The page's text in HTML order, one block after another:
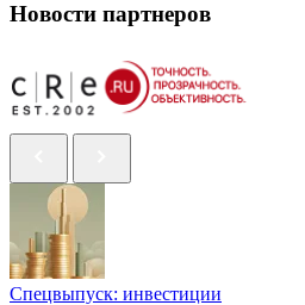
Новости партнеров
Спецвыпуск: инвестиции